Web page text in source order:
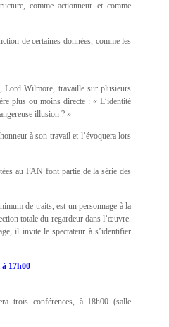
comme actionneur et comme
de certaines données, comme les
Lord Wilmore, travaille sur plusieurs
plus ou moins directe : « L’identité
illusion ? »
à son travail et l’évoquera lors
au FAN font partie de la série des
de traits, est un personnage à la
totale du regardeur dans l’œuvre.
il invite le spectateur à s’identifier
17h00
trois conférences, à 18h00 (salle